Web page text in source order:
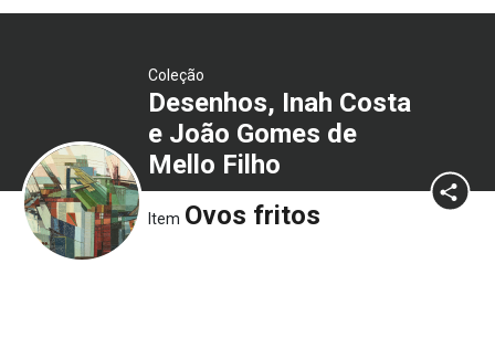
Coleção
Desenhos, Inah Costa
e João Gomes de
Mello Filho
Item Ovos fritos